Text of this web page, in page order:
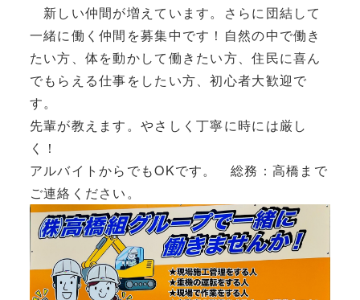
新しい仲間が増えています。さらに団結して
一緒に働く仲間を募集中です！自然の中で働き
たい方、体を動かして働きたい方、住民に喜ん
でもらえる仕事をしたい方、初心者大歓迎で
す。
先輩が教えます。やさしく丁寧に時には厳し
く！
アルバイトからでもOKです。 総務：高橋まで
ご連絡ください。